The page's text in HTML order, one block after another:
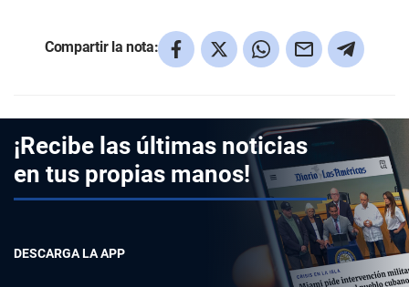
Compartir la nota:
¡Recibe las últimas noticias
en tus propias manos!
DESCARGA LA APP